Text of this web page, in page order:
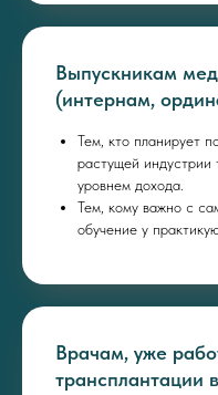
Выпускникам
(интернам,
Тем, кто планирует
растущей индустрии
уровнем дохода.
Тем, кому важно с
обучение у
Врачам, уже
трансплантации